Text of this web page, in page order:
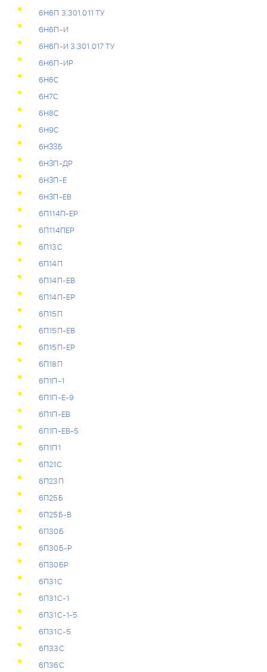
6Н6П 3.301.011 ТУ
6Н6П-И
6Н6П-И 3.301.017 ТУ
6Н6П-ИР
6Н6С
6Н7С
6Н8С
6Н9С
6НЗЗБ
6НЗП-ДР
6НЗП-Е
6НЗП-ЕВ
6П114П-ЕР
6П114ПЕР
6П13С
6П14П
6П14П-ЕВ
6П14П-ЕР
6П15П
6П15П-ЕВ
6П15П-ЕР
6П18П
6П1П-1
6П1П-Е-9
6П1П-ЕВ
6П1П-ЕВ-5
6П1П1
6П21С
6П23П
6П25Б
6П25Б-В
6П30Б
6П30Б-Р
6П30БР
6П31С
6П31С-1
6П31С-1-5
6П31С-5
6П33С
6П36С